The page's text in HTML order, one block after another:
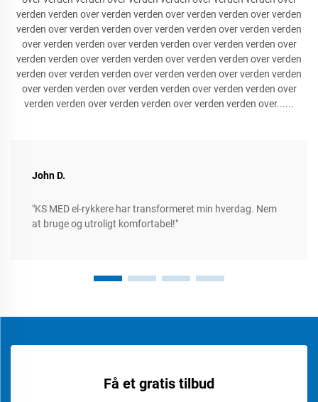
verden verden over verden verden over verden verden over verden
verden over verden verden over verden verden over verden verden
over verden verden over verden verden over verden verden over
verden verden over verden verden over verden verden over verden
verden over verden verden over verden verden over verden verden
over verden verden over verden verden over verden verden over
verden verden over verden verden over verden verden over......
John D.
"KS MED el-rykkere har transformeret min hverdag. Nem
at bruge og utroligt komfortabel!"
Få et gratis tilbud